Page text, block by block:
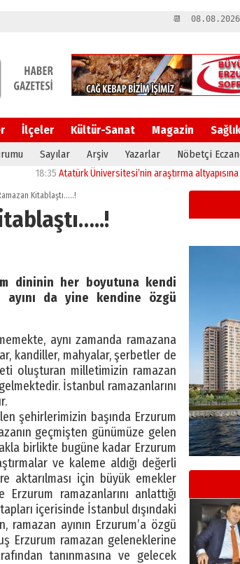
📆
İlçeler Kültür-Sanat Magazin Sağlık
Sayılar Arşiv Yazarlar Nöbetçi
Atatürk Üniversitesi’nin araştırma altyapısına güçlü
Kitablaştı…..!
dininin her boyutuna kendi
da yine kendine özgü
aynı zamanda ramazana
kandiller, mahyalar, şerbetler de
oluşturan milletimizin ramazan
İstanbul ramazanlarını
şehirlerimizin başında Erzurum
geçmişten günümüze gelen
birlikte bugüne kadar Erzurum
ve kaleme aldığı değerli
aktarılması için büyük emekler
ramazanlarını anlattığı
içerisinde İstanbul dışındaki
ramazan ayının Erzurum’a özgü
Erzurum ramazan geleneklerine
tanınmasına ve gelecek